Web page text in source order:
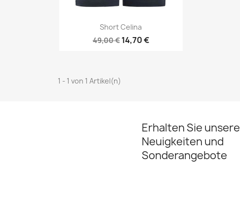
Vorschau
Short Celina
49,00 € 14,70 €
1 - 1 von 1 Artikel(n)
Erhalten Sie unsere
Neuigkeiten und
Sonderangebote